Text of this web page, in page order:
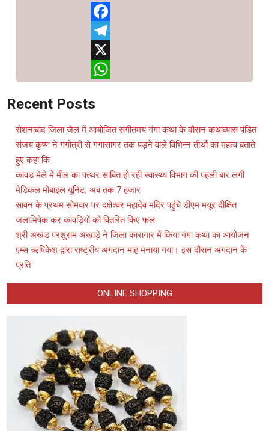
Facebook
Telegram
X
Recent Posts
रोशनाबाद जिला जेल में आयोजित संगीतमय गंगा कथा के दौरान कथाव्यास पंडित
संजय कृष्ण ने गंगोत्री से गंगासागर तक पड़ने वाले विभिन्न तीर्थो का महत्व बताते
हुए कहा कि
कांवड़ मेले में मील का पत्थर साबित हो रही स्वास्थ्य विभाग की पहली बार लगी
मेडिकल मोबाइल यूनिट, अब तक 7 हजार
सावन के प्रथम सोमवार पर दक्षेश्वर महादेव मंदिर पहुंचे डीएम मयूर दीक्षित
जलाभिषेक कर कांवड़ियों को वितरित किए फल
श्री अखंड परशुराम अखाड़े ने जिला कारागार में किया गंगा कथा का आयोजन
एम्स ऋषिकेश द्वारा राष्ट्रीय अंगदान माह मनाया गया। इस दौरान अंगदान के
प्रति
ONLINE SHOPPING